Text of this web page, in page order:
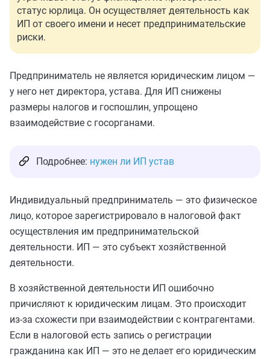
статус юрлица. Он осуществляет деятельность как
ИП от своего имени и несет предпринимательские
риски.
Предприниматель не является юридическим лицом —
у него нет директора, устава. Для ИП снижены
размеры налогов и госпошлин, упрощено
взаимодействие с госорганами.
Подробнее: нужен ли ИП устав
Индивидуальный предприниматель — это физическое
лицо, которое зарегистрировало в налоговой факт
осуществления им предпринимательской
деятельности. ИП — это субъект хозяйственной
деятельности.
В хозяйственной деятельности ИП ошибочно
причисляют к юридическим лицам. Это происходит
из-за схожести при взаимодействии с контрагентами.
Если в налоговой есть запись о регистрации
гражданина как ИП — это не делает его юридическим